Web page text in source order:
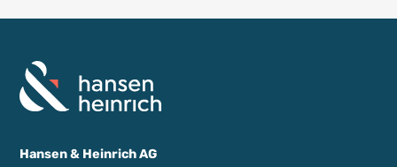
Hansen & Heinrich AG